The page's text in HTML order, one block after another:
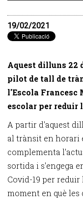
19/02/2021
Aquest dilluns 22
pilot de tall de
l'Escola Francesc
escolar per reduir
A partir d'aquest
al trànsit en horari
complementa
sortida i s'engega
Covid-19 per
moment en què les